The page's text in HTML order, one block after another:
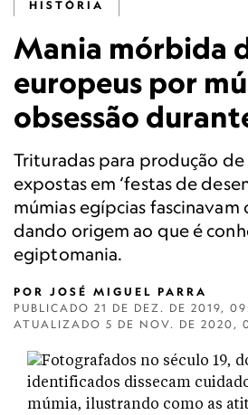
HISTÓRIA
Mania mórbida
europeus por
obsessão
Trituradas para produção
expostas em ‘festas de
múmias egípcias fascinavam
dando origem ao que é
egiptomania.
POR JOSÉ MIGUEL PARRA
PUBLICADO 21 DE DEZ. DE 2019,
ATUALIZADO 5 DE NOV. DE 2020,